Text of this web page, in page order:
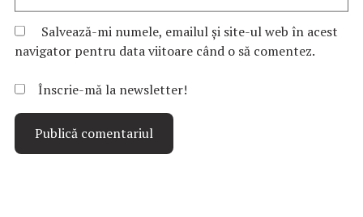
Salvează-mi numele, emailul și site-ul web în acest
navigator pentru data viitoare când o să comentez.
Înscrie-mă la newsletter!